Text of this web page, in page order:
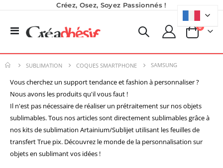
Créez, Osez, Soyez Passionnés !
Basculer
Panier
0produits
SUBLIMATION COQUES SMARTPHONE SAMSUNG
Vous cherchez un support tendance et fashion à personnaliser ?
Nous avons les produits qu'il vous faut !
Il n'est pas nécessaire de réaliser un prétraitement sur nos objets
sublimables. Tous nos articles sont directement sublimables grâce à
nos kits de sublimation Artainium/Sublijet utilisant les feuilles de
transfert True pix. Découvrez le monde de la personnalisation sur
objets en sublimant vos idées !
Formation en présentiel (demi-journée)
0,00 €